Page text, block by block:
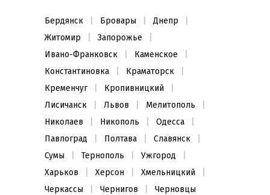
Бердянск Бровары
Днепр
Житомир
Запорожье
Ивано-Франковск
Каменское
Константиновка
Краматорск
Кременчуг
Кропивницкий
Лисичанск
Львов
Мелитополь
Николаев
Никополь
Одесса
Павлоград
Полтава
Славянск
Сумы
Тернополь
Ужгород
Харьков
Херсон
Хмельницкий
Черкассы
Чернигов Черновцы